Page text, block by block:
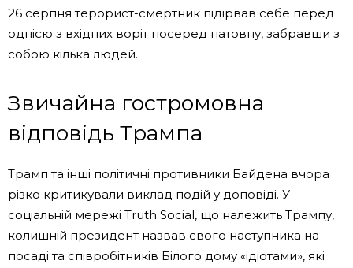
26 серпня терорист-смертник підірвав себе перед
однією з вхідних воріт посеред натовпу, забравши з
собою кілька людей.
Звичайна гостромовна
відповідь Трампа
Трамп та інші політичні противники Байдена вчора
різко критикували виклад подій у доповіді. У
соціальній мережі Truth Social, що належить Трампу,
колишній президент назвав свого наступника на
посаді та співробітників Білого дому «ідіотами», які